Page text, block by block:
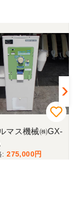
マス機械㈱GX-
275,000